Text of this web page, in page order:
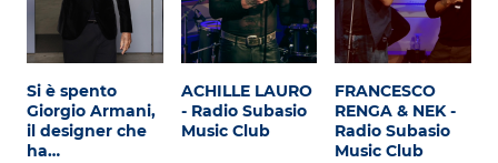
Musica
Attualità
Si è spento
Giorgio Armani,
il designer che
ha…
ACHILLE LAURO
- Radio Subasio
Music Club
FRANCESCO
RENGA & NEK -
Radio Subasio
Music Club